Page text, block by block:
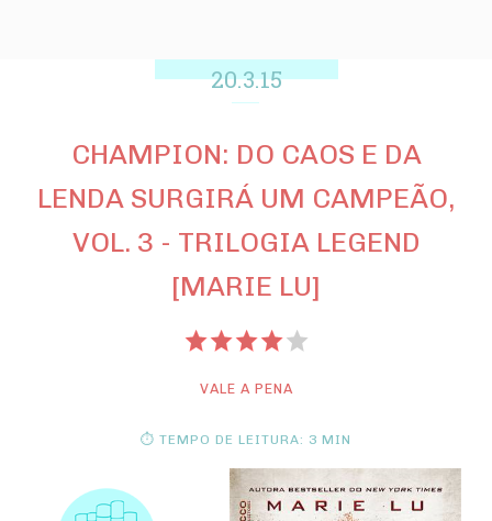
20.3.15
CHAMPION: DO CAOS E DA
LENDA SURGIRÁ UM CAMPEÃO,
VOL. 3 - TRILOGIA LEGEND
[MARIE LU]
VALE A PENA
⏱ TEMPO DE LEITURA: 3 MIN